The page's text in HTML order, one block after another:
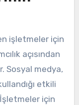
işletmeler için
açısından
Sosyal medya,
etkili
için